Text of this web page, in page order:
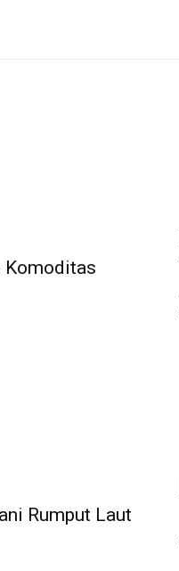
Komoditas
Rumput Laut